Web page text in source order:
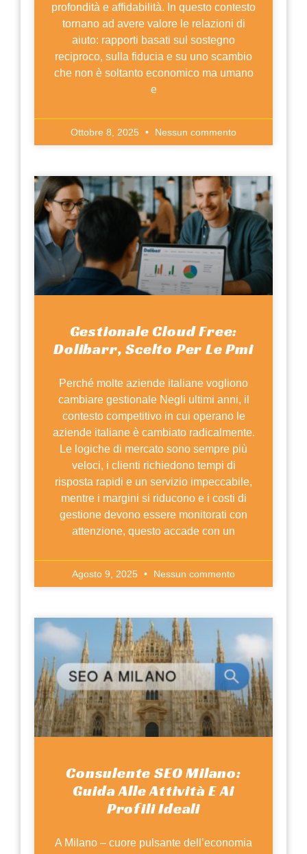
profondità e affidabilità. In questo contesto
tornano ad avere valore le relazioni di
aiuto: rapporti basati sul sostegno
reciproco, sulla fiducia e su uno scambio
che non è soltanto economico ma umano
e
Ottobre 8, 2025 Nessun commento
Gestionale Cloud Free:
Dolibarr, Scelto Per Le Pmi
Perché molte aziende italiane vogliono
cambiare gestionale Negli ultimi anni, il
contesto competitivo in cui operano le
aziende italiane è cambiato radicalmente.
Le logiche di mercato sono sempre più
veloci, i clienti richiedono tempi di
risposta rapidi e un servizio impeccabile,
mentre i margini si riducono e i costi di
gestione devono essere monitorati con
attenzione, questo accade con un
Agosto 9, 2025 Nessun commento
Consulente SEO Milano:
Guida Alle Attività E Ai
Profili Ideali
A Milano – cuore pulsante dell’economia